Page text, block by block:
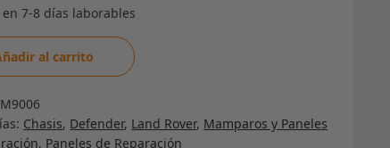
al carrito
Chasis, Defender, Land Rover, Mamparos y Paneles
, Paneles de Reparación